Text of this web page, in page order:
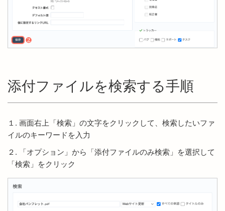
添付ファイルを検索する手順
１. 画面右上「検索」の文字をクリックして、検索したいファ
イルのキーワードを入力
２. 「オプション」から「添付ファイルのみ検索」を選択して
「検索」をクリック